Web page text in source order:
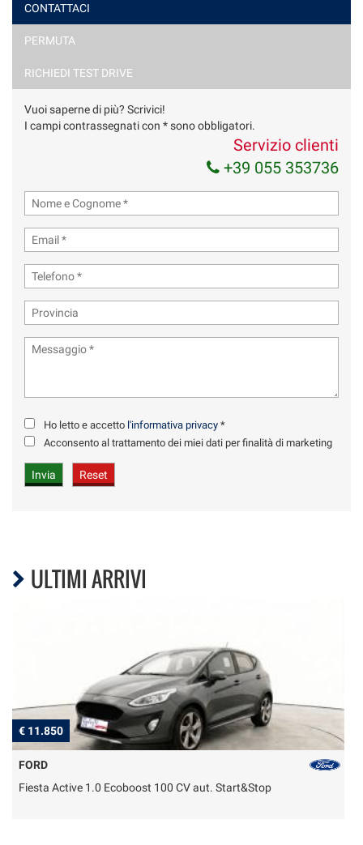
Ho letto e accetto
marketing
Invia la tua richiesta
CONTATTACI
PERMUTA
RICHIEDI TEST DRIVE
Vuoi saperne di più? Scrivici!
I campi contrassegnati con * sono obbligatori.
Servizio clienti
+39 055 353736
Ho letto e accetto l'informativa privacy *
Acconsento al trattamento dei miei dati per finalità di marketing
ULTIMI ARRIVI
€ 11.850
FORD
Fiesta Active 1.0 Ecoboost 100 CV aut. Start&Stop